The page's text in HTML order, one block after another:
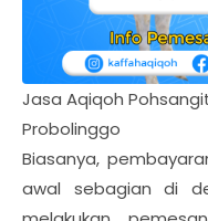
Jasa Aqiqoh
Probolinggo
Biasanya,
awal sebagian di